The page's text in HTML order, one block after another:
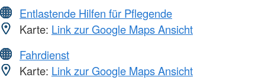
Entlastende Hilfen für Pflegende
Karte: Link zur Google Maps Ansicht
Fahrdienst
Karte: Link zur Google Maps Ansicht